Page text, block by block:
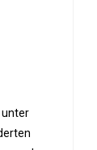
unter